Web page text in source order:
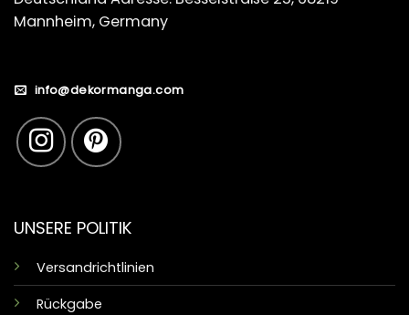
Mannheim, Germany
info@dekormanga.com
UNSERE POLITIK
Versandrichtlinien
Rückgabe